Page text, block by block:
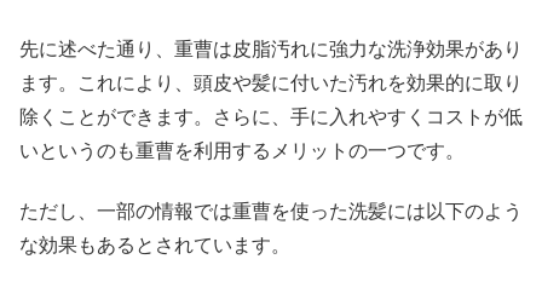
先に述べた通り、重曹は皮脂汚れに強力な洗浄効果があり
ます。これにより、頭皮や髪に付いた汚れを効果的に取り
除くことができます。さらに、手に入れやすくコストが低
いというのも重曹を利用するメリットの一つです。
ただし、一部の情報では重曹を使った洗髪には以下のよう
な効果もあるとされています。